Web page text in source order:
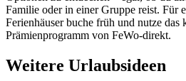
Familie oder in einer Gruppe reist. Für
Ferienhäuser buche früh und nutze das
Prämienprogramm von FeWo-direkt.
Weitere Urlaubsideen